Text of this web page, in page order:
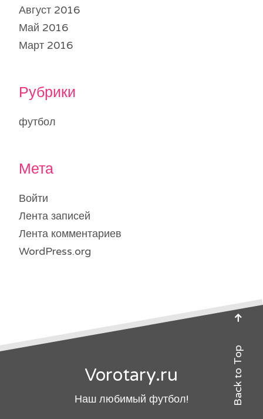
Август 2016
Май 2016
Март 2016
Рубрики
футбол
Мета
Войти
Лента записей
Лента комментариев
WordPress.org
Vorotary.ru
Наш любимый футбол! Back to Top